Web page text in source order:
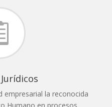
empresarial la reconocida